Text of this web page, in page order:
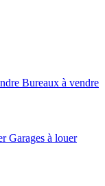
Bureaux à vendre
Garages à louer